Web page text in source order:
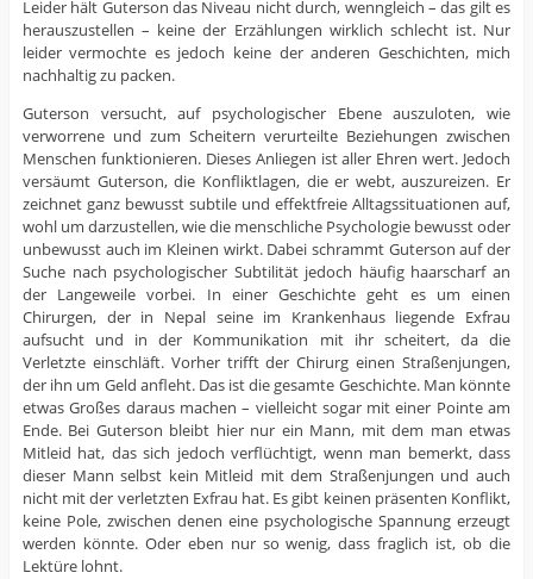
Leider hält Guterson das Niveau nicht durch, wenngleich – das gilt es
herauszustellen – keine der Erzählungen wirklich schlecht ist. Nur
leider vermochte es jedoch keine der anderen Geschichten, mich
nachhaltig zu packen.
Guterson versucht, auf psychologischer Ebene auszuloten, wie
verworrene und zum Scheitern verurteilte Beziehungen zwischen
Menschen funktionieren. Dieses Anliegen ist aller Ehren wert. Jedoch
versäumt Guterson, die Konfliktlagen, die er webt, auszureizen. Er
zeichnet ganz bewusst subtile und effektfreie Alltagssituationen auf,
wohl um darzustellen, wie die menschliche Psychologie bewusst oder
unbewusst auch im Kleinen wirkt. Dabei schrammt Guterson auf der
Suche nach psychologischer Subtilität jedoch häufig haarscharf an
der Langeweile vorbei. In einer Geschichte geht es um einen
Chirurgen, der in Nepal seine im Krankenhaus liegende Exfrau
aufsucht und in der Kommunikation mit ihr scheitert, da die
Verletzte einschläft. Vorher trifft der Chirurg einen Straßenjungen,
der ihn um Geld anfleht. Das ist die gesamte Geschichte. Man könnte
etwas Großes daraus machen – vielleicht sogar mit einer Pointe am
Ende. Bei Guterson bleibt hier nur ein Mann, mit dem man etwas
Mitleid hat, das sich jedoch verflüchtigt, wenn man bemerkt, dass
dieser Mann selbst kein Mitleid mit dem Straßenjungen und auch
nicht mit der verletzten Exfrau hat. Es gibt keinen präsenten Konflikt,
keine Pole, zwischen denen eine psychologische Spannung erzeugt
werden könnte. Oder eben nur so wenig, dass fraglich ist, ob die
Lektüre lohnt.